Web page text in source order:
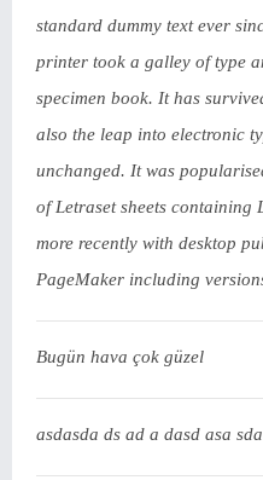
standard dummy text ever
printer took a galley of type
specimen book. It has
also the leap into electronic
unchanged. It was
of Letraset sheets containing
more recently with desktop
PageMaker including
Bugün hava çok güzel
asdasda ds ad a dasd asa sda